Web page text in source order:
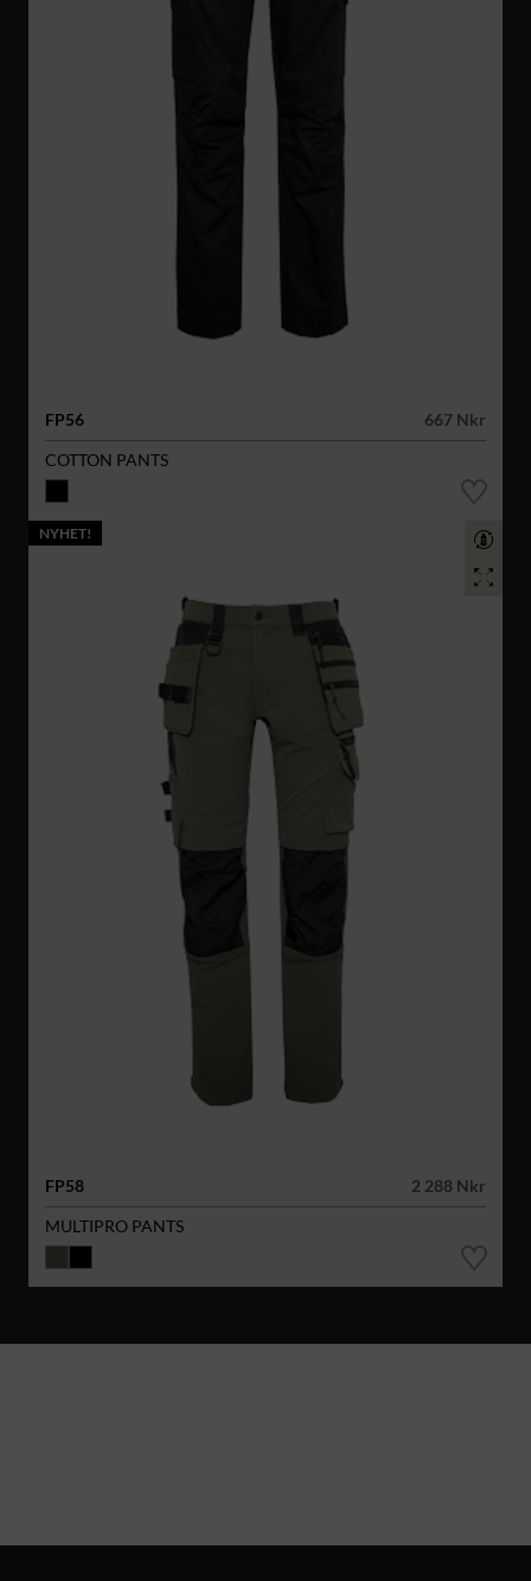
FP56
667 Nkr
COTTON PANTS
NYHET!
FP58
2 288 Nkr
MULTIPRO PANTS